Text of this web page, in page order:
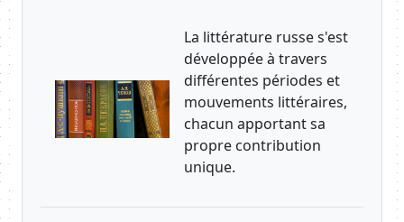
La littérature russe s'est
développée à travers
différentes périodes et
mouvements littéraires,
chacun apportant sa
propre contribution
unique.